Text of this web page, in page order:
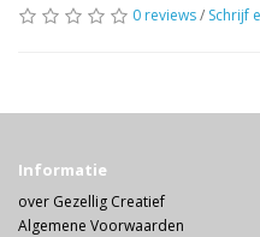
0 reviews/ Schrijf
Informatie
over Gezellig Creatief
Algemene Voorwaarden